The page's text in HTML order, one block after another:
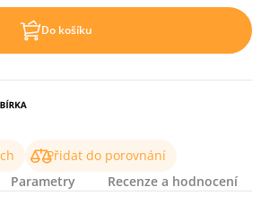
Do košíku
Přidat do porovnání
Parametry Recenze a hodnocení